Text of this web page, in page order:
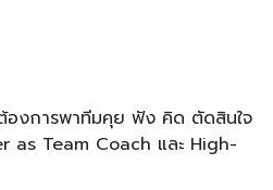
องการพาทีมคุย ฟัง คิด ตัดสินใจ
as Team Coach และ High-